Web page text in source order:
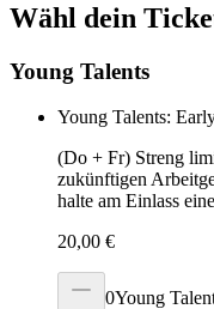
Wähl dein
Young Talents
Young Talents:
(Do + Fr) Streng
zukünftigen
halte am Einlass
20,00 €
0Young